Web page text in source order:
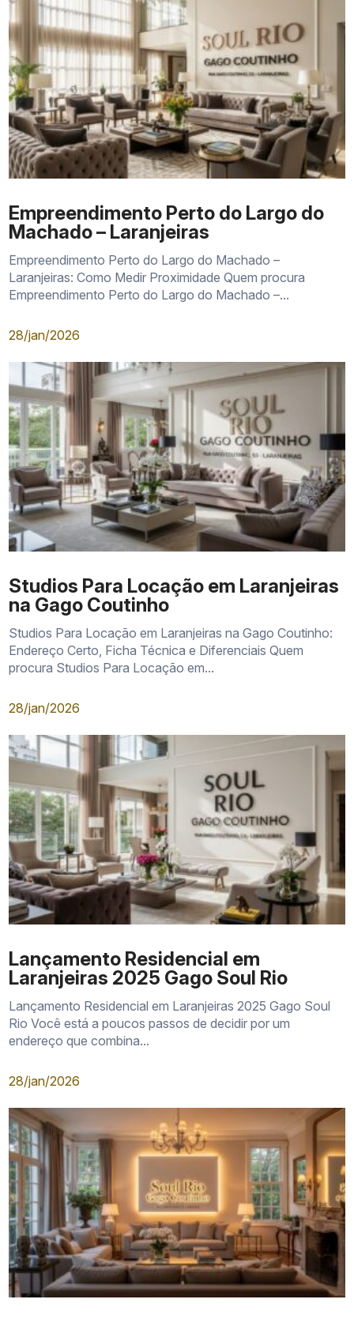
Configuração Perfil indicado Ponto de
Studio
Moradia individual
Garden
Quem valoriza área
externa privativa
Privacidade,
Um quarto
Duas suítes
Moradia
compartilhada ou
investimento
Independência
dormitórios
Dois
quartos
com suíte
Casais e pequenas
famílias
Vaga, ventilação,
circulação interna
Empreendimento Perto do Largo do
Machado – Laranjeiras
Empreendimento Perto do Largo do Machado –
Laranjeiras: Como Medir Proximidade Quem procura
Empreendimento Perto do Largo do Machado –...
28/jan/2026
Studios Para Locação em Laranjeiras
na Gago Coutinho
Studios Para Locação em Laranjeiras na Gago Coutinho:
Endereço Certo, Ficha Técnica e Diferenciais Quem
procura Studios Para Locação em...
28/jan/2026
Lançamento Residencial em
Laranjeiras 2025 Gago Soul Rio
Lançamento Residencial em Laranjeiras 2025 Gago Soul
Rio Você está a poucos passos de decidir por um
endereço que combina...
28/jan/2026